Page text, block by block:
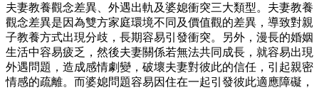
夫妻教養觀念差異、外遇出軌及婆媳衝突三大類型。夫妻教養
觀念差異是因為雙方家庭環境不同及價值觀的差異，導致對親
子教養方式出現分歧，長期容易引發衝突。另外，漫長的婚姻
生活中容易疲乏，然後夫妻關係若無法共同成長，就容易出現
外遇問題，造成感情劇變，破壞夫妻對彼此的信任，引起親密
情感的疏離。而婆媳問題容易因住在一起引發彼此適應障礙，